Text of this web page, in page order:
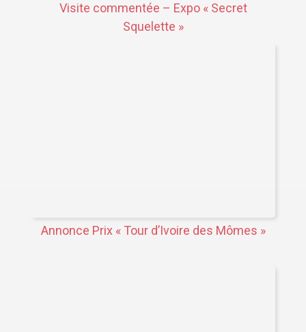
Visite commentée – Expo « Secret
Squelette »
Annonce Prix « Tour d’Ivoire des Mômes »